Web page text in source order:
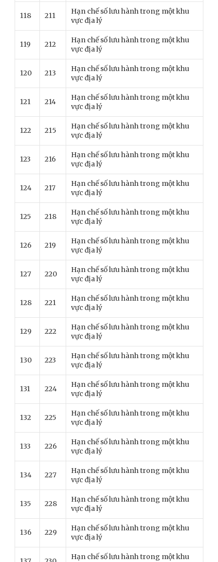
118 211
Hạn chế số lưu hành trong một khu
vực địa lý
119 212
Hạn chế số lưu hành trong một khu
vực địa lý
120 213
Hạn chế số lưu hành trong một khu
vực địa lý
121 214
Hạn chế số lưu hành trong một khu
vực địa lý
122 215
Hạn chế số lưu hành trong một khu
vực địa lý
123 216
Hạn chế số lưu hành trong một khu
vực địa lý
124 217
Hạn chế số lưu hành trong một khu
vực địa lý
125 218
Hạn chế số lưu hành trong một khu
vực địa lý
126 219
Hạn chế số lưu hành trong một khu
vực địa lý
127 220
Hạn chế số lưu hành trong một khu
vực địa lý
128 221
Hạn chế số lưu hành trong một khu
vực địa lý
129 222
Hạn chế số lưu hành trong một khu
vực địa lý
130 223
Hạn chế số lưu hành trong một khu
vực địa lý
131 224
Hạn chế số lưu hành trong một khu
vực địa lý
132 225
Hạn chế số lưu hành trong một khu
vực địa lý
133 226
Hạn chế số lưu hành trong một khu
vực địa lý
134 227
Hạn chế số lưu hành trong một khu
vực địa lý
135 228
Hạn chế số lưu hành trong một khu
vực địa lý
136 229
Hạn chế số lưu hành trong một khu
vực địa lý
Hạn chế số lưu hành trong một khu